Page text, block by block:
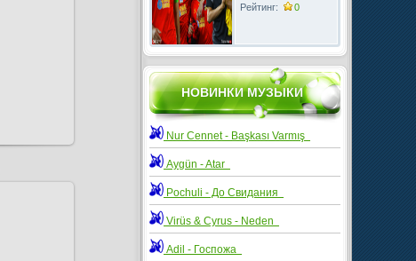
Рейтинг: 0
НОВИНКИ МУЗЫКИ
Nur Cennet - Başkası Varmış
Aygün - Atar
Pochuli - До Свидания
Virüs & Cyrus - Neden
Adil - Госпожа